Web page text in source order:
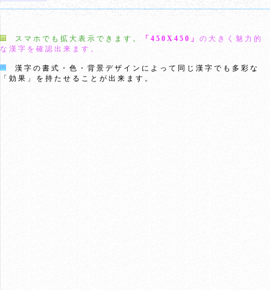
スマホでも拡大表示できます。 「450X450」 の大きく魅力的
な漢字を確認出来ます。
漢字の書式・色・背景デザインによって同じ漢字でも多彩な
「効果」を持たせることが出来ます。